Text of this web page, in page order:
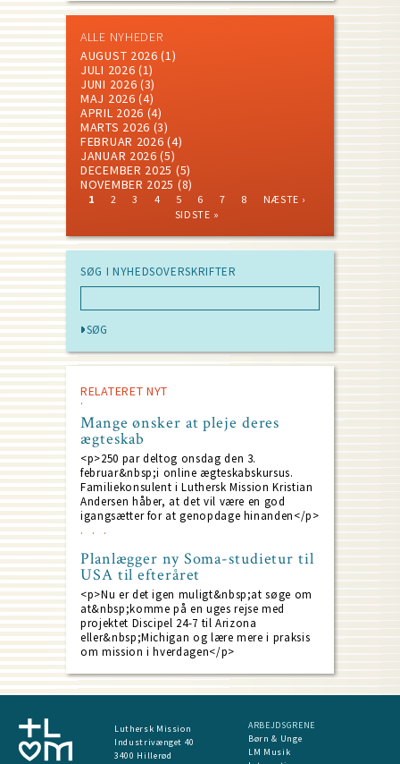
ALLE NYHEDER
AUGUST 2026 (1)
JULI 2026 (1)
JUNI 2026 (3)
MAJ 2026 (4)
APRIL 2026 (4)
MARTS 2026 (3)
FEBRUAR 2026 (4)
JANUAR 2026 (5)
DECEMBER 2025 (5)
NOVEMBER 2025 (8)
CURRENT
1 PAGE
2 PAGE
3 PAGE
4 PAGE
5 PAGE
6 PAGE
7 PAGE
8
NEXT
NÆSTE ›
SIDSTE »
SØG I NYHEDSOVERSKRIFTER
RELATERET NYT
Mange ønsker at pleje deres
ægteskab
<p>250 par deltog onsdag den 3.
februar&nbsp;i online ægteskabskursus.
Familiekonsulent i Luthersk Mission Kristian
Andersen håber, at det vil være en god
igangsætter for at genopdage hinanden</p>
Planlægger ny Soma-studietur til
USA til efteråret
<p>Nu er det igen muligt&nbsp;at søge om
at&nbsp;komme på en uges rejse med
projektet Discipel 24-7 til Arizona
eller&nbsp;Michigan og lære mere i praksis
om mission i hverdagen</p>
Luthersk Mission
Industrivænget 40
3400 Hillerød
ARBEJDSGRENE
Børn & Unge
LM Musik